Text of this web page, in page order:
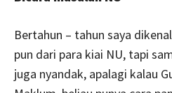
Bertahun – tahun saya
pun dari para kiai NU, tapi
juga nyandak, apalagi kalau